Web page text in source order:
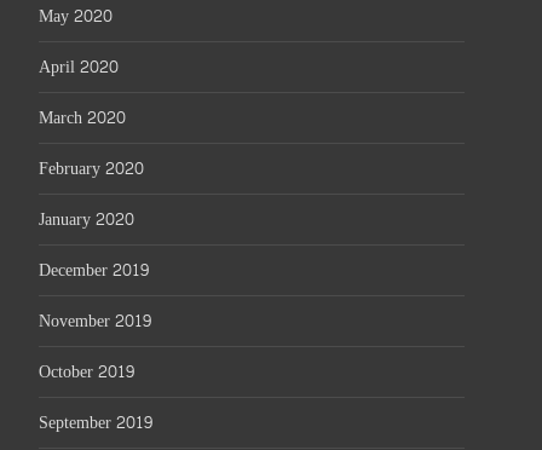
May 2020
April 2020
March 2020
February 2020
January 2020
December 2019
November 2019
October 2019
September 2019